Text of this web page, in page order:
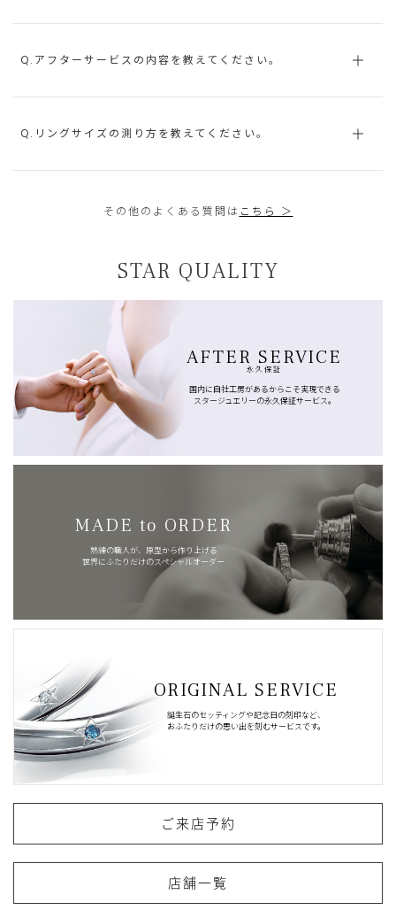
Q.アフターサービスの内容を教えてください。
Q.リングサイズの測り方を教えてください。
その他のよくある質問は こちら ＞
STAR QUALITY
AFTER SERVICE
永久保証
国内に自社工房があるからこそ実現できる
スタージュエリーの永久保証サービス。
MADE to ORDER
熟練の職人が、原型から作り上げる
世界にふたりだけのスペシャルオーダー
ORIGINAL SERVICE
誕生石のセッティングや記念日の刻印など、
おふたりだけの思い出を刻むサービスです。
ご来店予約
店舗一覧